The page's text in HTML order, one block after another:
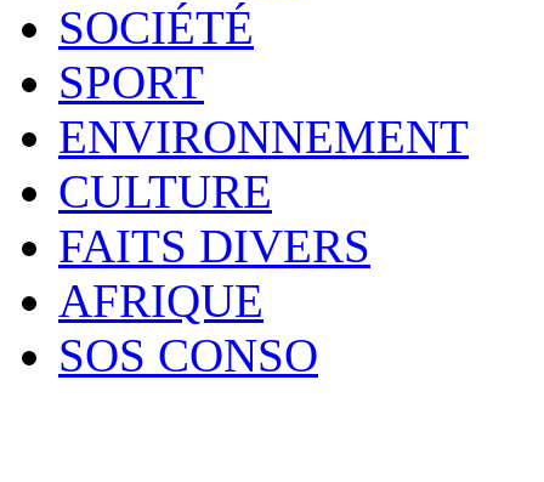
SOCIÉTÉ
SPORT
ENVIRONNEMENT
CULTURE
FAITS DIVERS
AFRIQUE
SOS CONSO